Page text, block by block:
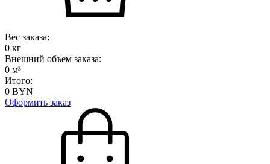
Вес заказа:
0 кг
Внешний объем заказа:
0 м³
Итого:
0 BYN
Оформить заказ